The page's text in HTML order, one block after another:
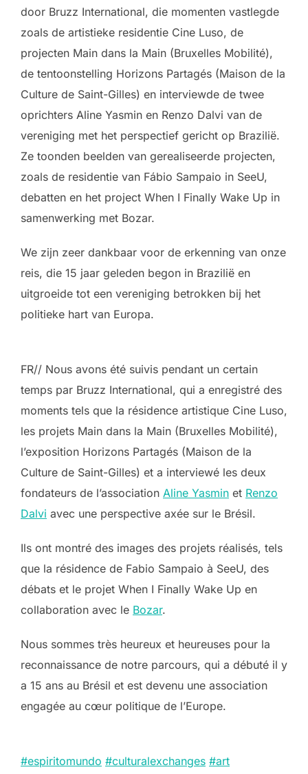
door Bruzz International, die momenten vastlegde
zoals de artistieke residentie Cine Luso, de
projecten Main dans la Main (Bruxelles Mobilité),
de tentoonstelling Horizons Partagés (Maison de la
Culture de Saint-Gilles) en interviewde de twee
oprichters Aline Yasmin en Renzo Dalvi van de
vereniging met het perspectief gericht op Brazilië.
Ze toonden beelden van gerealiseerde projecten,
zoals de residentie van Fábio Sampaio in SeeU,
debatten en het project When I Finally Wake Up in
samenwerking met Bozar.
We zijn zeer dankbaar voor de erkenning van onze
reis, die 15 jaar geleden begon in Brazilië en
uitgroeide tot een vereniging betrokken bij het
politieke hart van Europa.
FR// Nous avons été suivis pendant un certain
temps par Bruzz International, qui a enregistré des
moments tels que la résidence artistique Cine Luso,
les projets Main dans la Main (Bruxelles Mobilité),
l’exposition Horizons Partagés (Maison de la
Culture de Saint-Gilles) et a interviewé les deux
fondateurs de l’association Aline Yasmin et Renzo
Dalvi avec une perspective axée sur le Brésil.
Ils ont montré des images des projets réalisés, tels
que la résidence de Fabio Sampaio à SeeU, des
débats et le projet When I Finally Wake Up en
collaboration avec le Bozar.
Nous sommes très heureux et heureuses pour la
reconnaissance de notre parcours, qui a débuté il y
a 15 ans au Brésil et est devenu une association
engagée au cœur politique de l’Europe.
#espiritomundo #culturalexchanges #art